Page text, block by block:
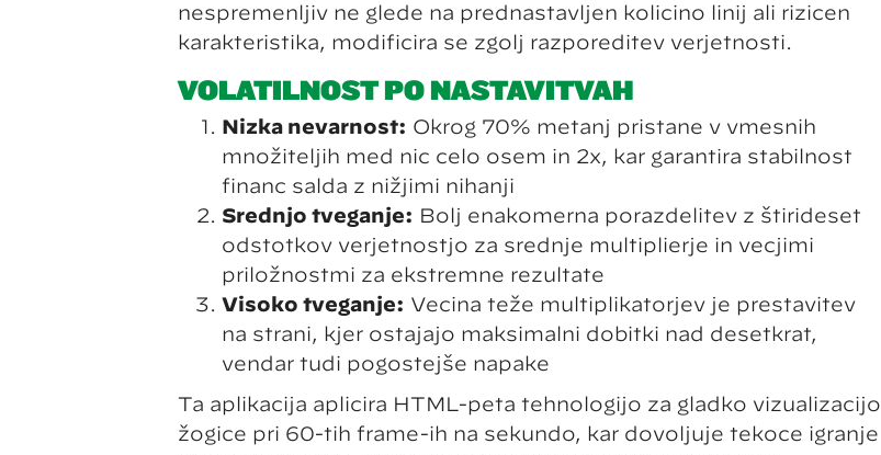
nespremenljiv ne glede na prednastavljen količino linij ali rizičen
karakteristika, modificira se zgolj razporeditev verjetnosti.
VOLATILNOST PO NASTAVITVAH
Nizka nevarnost: Okrog 70% metanj pristane v vmesnih
množiteljih med nič celo osem in 2x, kar garantira stabilnost
finanč salda z nižjimi nihanji
Srednjo tveganje: Bolj enakomerna porazdelitev z štirideset
odstotkov verjetnostjo za srednje multiplierje in večjimi
priložnostmi za ekstremne rezultate
Visoko tveganje: Večina teže multiplikatorjev je prestavitev
na strani, kjer ostajajo maksimalni dobitki nad desetkrat,
vendar tudi pogostejše napake
Ta aplikacija aplicira HTML-peta tehnologijo za gladko vizualizacijo
žogice pri 60-tih frame-ih na sekundo, kar dovoljuje tekoče igranje